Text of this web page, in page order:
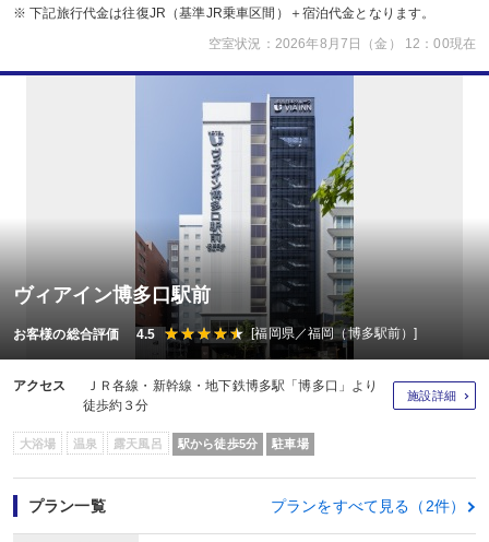
※ 下記旅行代金は往復JR（基準JR乗車区間）＋宿泊代金となります。
空室状況：2026年8月7日（金） 12：00現在
ヴィアイン博多口駅前
お客様の総合評価 4.5 [福岡県／福岡（博多駅前）]
アクセス
ＪＲ各線・新幹線・地下鉄博多駅「博多口」より
徒歩約３分
施設詳細
大浴場 温泉 露天風呂 駅から徒歩5分 駐車場
プラン一覧 プランをすべて見る（2件）